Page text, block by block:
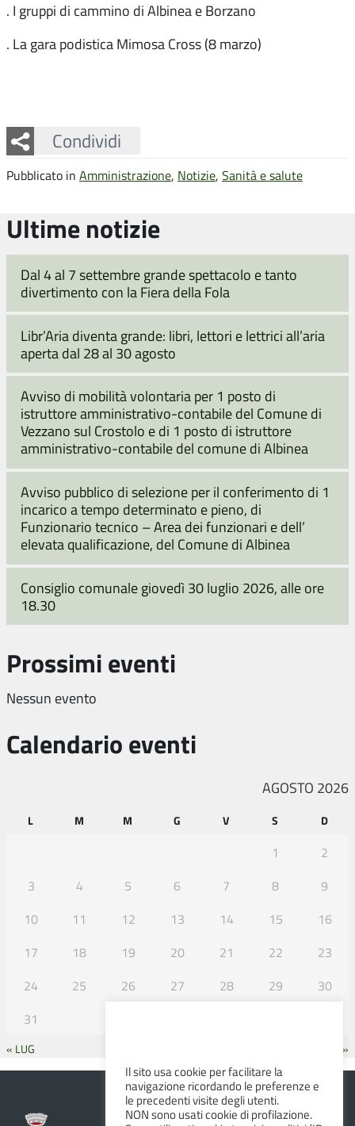
. I gruppi di cammino di Albinea e Borzano
. La gara podistica Mimosa Cross (8 marzo)
Condividi
Facebook
Twitter
Whatsapp
Pubblicato in Amministrazione, Notizie, Sanità e salute
Ultime notizie
Dal 4 al 7 settembre grande spettacolo e tanto
divertimento con la Fiera della Fola
Libr’Aria diventa grande: libri, lettori e lettrici all’aria
aperta dal 28 al 30 agosto
Avviso di mobilità volontaria per 1 posto di
istruttore amministrativo-contabile del Comune di
Vezzano sul Crostolo e di 1 posto di istruttore
amministrativo-contabile del comune di Albinea
Avviso pubblico di selezione per il conferimento di 1
incarico a tempo determinato e pieno, di
Funzionario tecnico – Area dei funzionari e dell’
elevata qualificazione, del Comune di Albinea
Consiglio comunale giovedì 30 luglio 2026, alle ore
18.30
Prossimi eventi
Nessun evento
Calendario eventi
AGOSTO 2026
L M M G V S D
1
2
3
4 5 6 7 8
9
10
11 12 13 14 15
16
17
18 19 20 21 22
23
24
25 26 27 28 29
30
31
« LUG
SET »
Il sito usa cookie per facilitare la
navigazione ricordando le preferenze e
le precedenti visite degli utenti.
NON sono usati cookie di profilazione.